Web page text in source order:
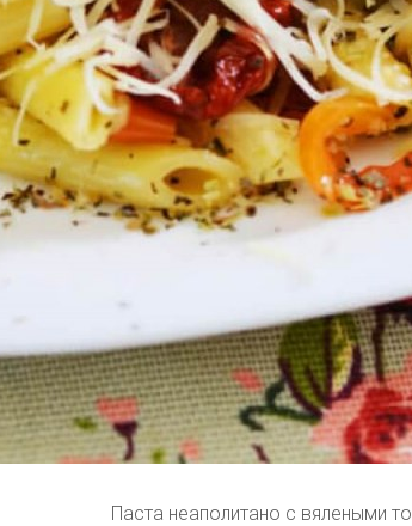
Паста неаполитано с вялеными